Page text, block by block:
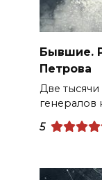
Бывшие.
Петрова
Две
генералов
5